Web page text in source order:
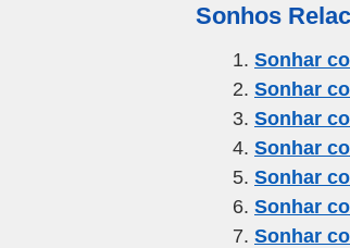
ail c
e
b
o
o
k
tt
Sonhos
Sonhar
Sonhar
Sonhar
Sonhar
Sonhar
Sonhar
Sonhar